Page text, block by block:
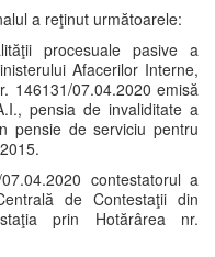
a reţinut următoarele:
procesuale pasive a
Afacerilor Interne,
146131/07.04.2020 emisă
pensia de invaliditate a
pensie de serviciu pentru
contestatorul a
de Contestaţii din
prin Hotărârea nr.